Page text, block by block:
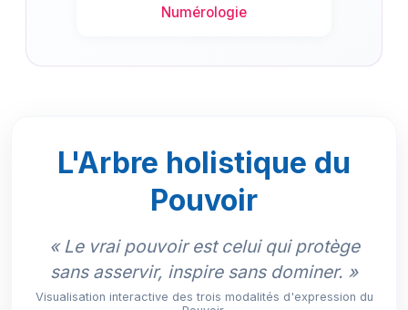
Numérologie
L'Arbre holistique du
Pouvoir
« Le vrai pouvoir est celui qui protège
sans asservir, inspire sans dominer. »
Visualisation interactive des trois modalités d'expression du